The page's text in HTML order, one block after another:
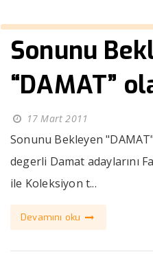
Sonunu
“DAMAT”
17 Mart 2011
Sonunu Bekleyen
degerli Damat adaylarını
ile Koleksiyon t...
Devamını oku